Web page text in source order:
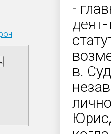
-
деят-
в.